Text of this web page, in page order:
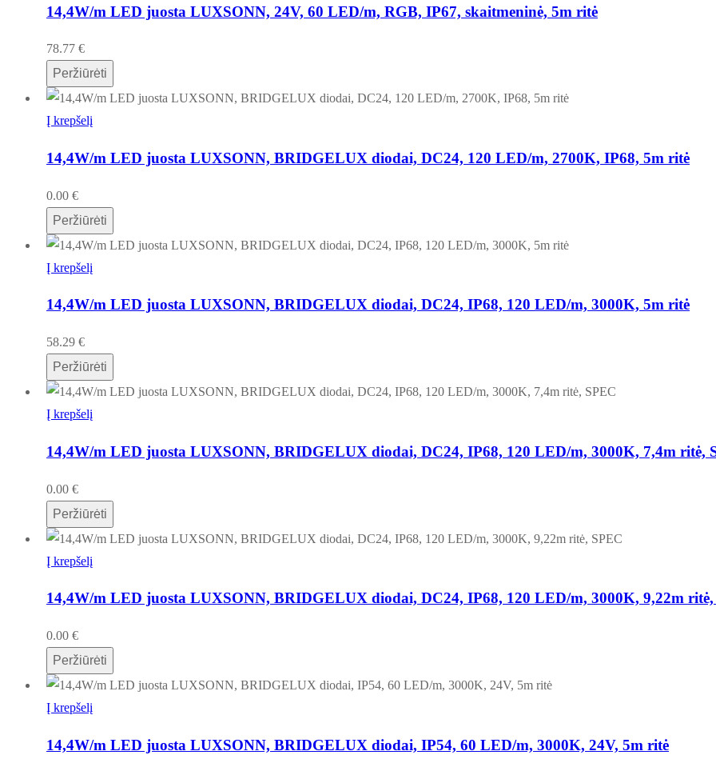
14,4W/m LED juosta LUXSONN, 24V, 60 LED/m, RGB, IP67, skaitmeninė, 5m ritė
78.77 €
Peržiūrėti
Į krepšelį
14,4W/m LED juosta LUXSONN, BRIDGELUX diodai, DC24, 120 LED/m, 2700K, IP68, 5m ritė
0.00 €
Peržiūrėti
Į krepšelį
14,4W/m LED juosta LUXSONN, BRIDGELUX diodai, DC24, IP68, 120 LED/m, 3000K, 5m ritė
58.29 €
Peržiūrėti
Į krepšelį
14,4W/m LED juosta LUXSONN, BRIDGELUX diodai, DC24, IP68, 120 LED/m, 3000K, 7,4m ritė,
0.00 €
Peržiūrėti
Į krepšelį
14,4W/m LED juosta LUXSONN, BRIDGELUX diodai, DC24, IP68, 120 LED/m, 3000K, 9,22m ritė,
0.00 €
Peržiūrėti
Į krepšelį
14,4W/m LED juosta LUXSONN, BRIDGELUX diodai, IP54, 60 LED/m, 3000K, 24V, 5m ritė